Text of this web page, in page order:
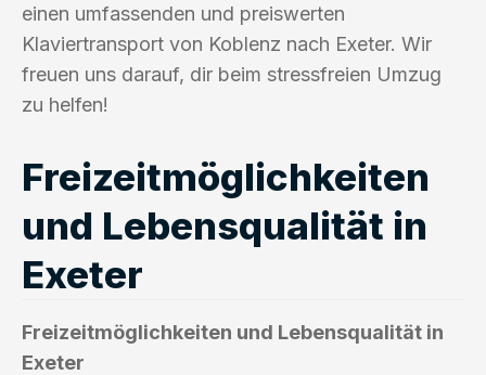
einen umfassenden und preiswerten
Klaviertransport von Koblenz nach Exeter. Wir
freuen uns darauf, dir beim stressfreien Umzug
zu helfen!
Freizeitmöglichkeiten
und Lebensqualität in
Exeter
Freizeitmöglichkeiten und Lebensqualität in
Exeter